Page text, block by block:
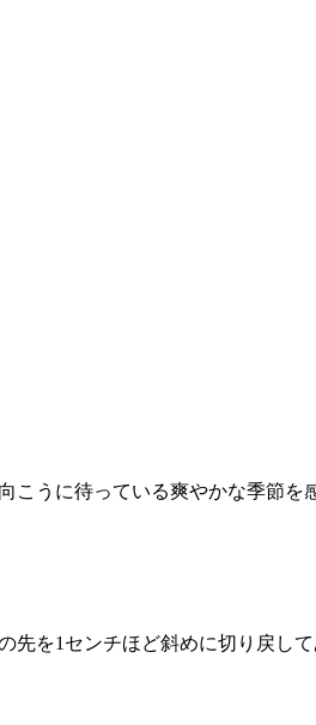
うに待っている爽やかな季節を
を1センチほど斜めに切り戻し